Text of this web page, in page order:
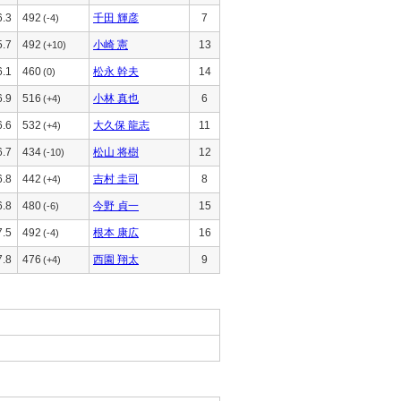
492 (-4) 千田 輝彦 7
492 (+10) 小崎 憲 13
460(0) 松永 幹夫 14
516 (+4) 小林 真也 6
532 (+4) 大久保 龍志 11
434(-10) 松山 将樹 12
442 (+4) 吉村 圭司 8
480(-6) 今野 貞一 15
492 (-4) 根本 康広 16
476 (+4) 西園 翔太 9